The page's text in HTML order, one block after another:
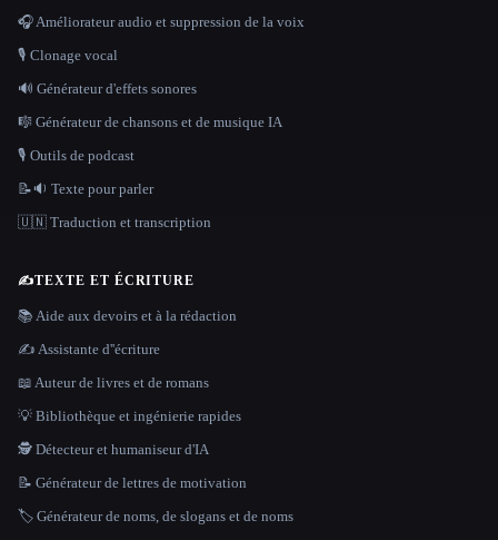
🎧 Améliorateur audio et suppression de la voix
🎙️ Clonage vocal
🔊 Générateur d'effets sonores
🎼 Générateur de chansons et de musique IA
🎙️ Outils de podcast
📝🔉 Texte pour parler
🇺🇳 Traduction et transcription
✍️TEXTE ET ÉCRITURE
📚 Aide aux devoirs et à la rédaction
✍️ Assistante d''écriture
📖 Auteur de livres et de romans
💡 Bibliothèque et ingénierie rapides
🕵️ Détecteur et humaniseur d'IA
📝 Générateur de lettres de motivation
🏷️ Générateur de noms, de slogans et de noms